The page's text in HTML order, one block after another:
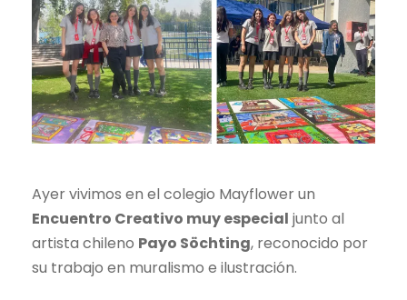
Ayer vivimos en el colegio Mayflower un
Encuentro Creativo muy especial junto al
artista chileno Payo Söchting, reconocido por
su trabajo en muralismo e ilustración.